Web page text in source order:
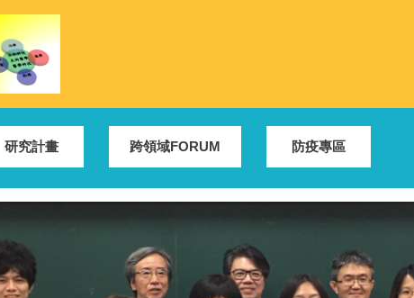
研究計畫 跨領域FORUM 防疫專區